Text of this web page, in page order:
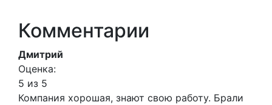
Комментарии
Дмитрий
Оценка:
5 из 5
Компания хорошая, знают свою работу. Брали